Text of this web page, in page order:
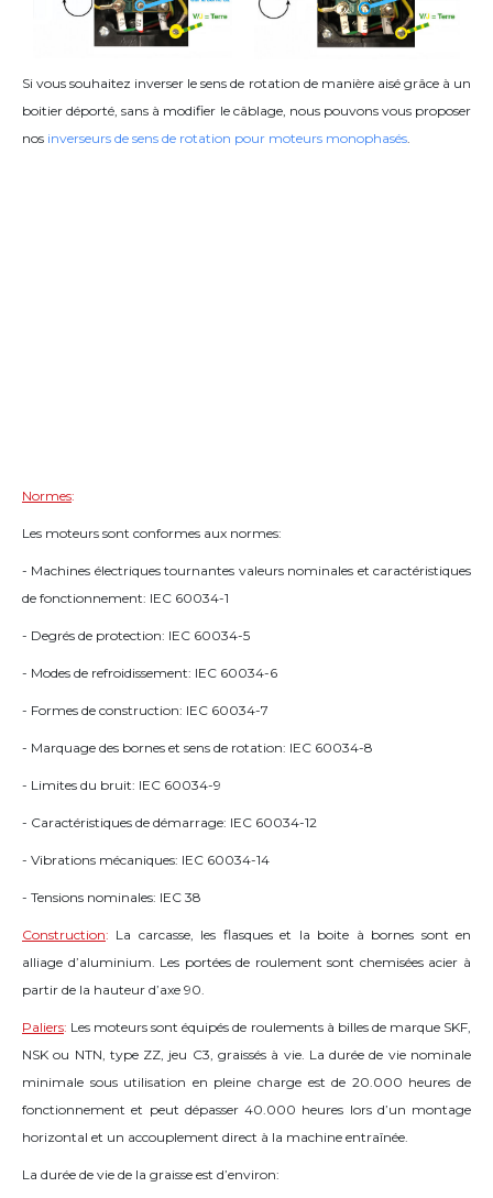
Si vous souhaitez inverser le sens de rotation de manière aisé grâce à un
boitier déporté, sans à modifier le câblage, nous pouvons vous proposer
nos inverseurs de sens de rotation pour moteurs monophasés.
Normes:
Les moteurs sont conformes aux normes:
- Machines électriques tournantes valeurs nominales et caractéristiques
de fonctionnement: IEC 60034-1
- Degrés de protection: IEC 60034-5
- Modes de refroidissement: IEC 60034-6
- Formes de construction: IEC 60034-7
- Marquage des bornes et sens de rotation: IEC 60034-8
- Limites du bruit: IEC 60034-9
- Caractéristiques de démarrage: IEC 60034-12
- Vibrations mécaniques: IEC 60034-14
- Tensions nominales: IEC 38
Construction: La carcasse, les flasques et la boite à bornes sont en
alliage d’aluminium. Les portées de roulement sont chemisées acier à
partir de la hauteur d’axe 90.
Paliers: Les moteurs sont équipés de roulements à billes de marque SKF,
NSK ou NTN, type ZZ, jeu C3, graissés à vie. La durée de vie nominale
minimale sous utilisation en pleine charge est de 20.000 heures de
fonctionnement et peut dépasser 40.000 heures lors d’un montage
horizontal et un accouplement direct à la machine entraînée.
La durée de vie de la graisse est d’environ: